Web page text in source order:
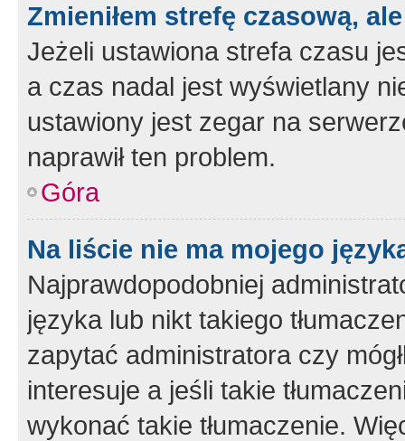
Zmieniłem strefę czasową,
Jeżeli ustawiona strefa czasu
a czas nadal jest wyświetlany
ustawiony jest zegar na
naprawił ten problem.
Góra
Na liście nie ma mojego
Najprawdopodobniej
języka lub nikt takiego
zapytać administratora czy
interesuje a jeśli takie
wykonać takie tłumaczenie.